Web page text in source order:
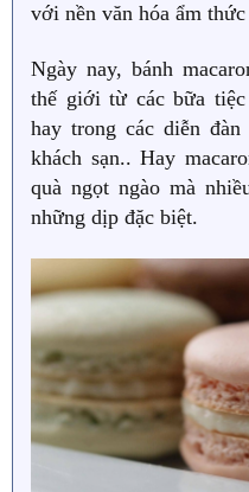
với nền văn hóa ẩm
Ngày nay, bánh
thế giới từ các bữa
hay trong các diễn
khách sạn.. Hay
quà ngọt ngào mà
những dịp đặc biệt.